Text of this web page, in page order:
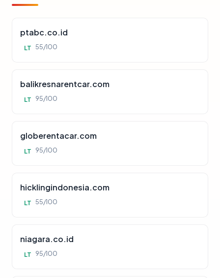
ptabc.co.id
LT 55/100
balikresnarentcar.com
LT 95/100
globerentacar.com
LT 95/100
hicklingindonesia.com
LT 55/100
niagara.co.id
LT 95/100